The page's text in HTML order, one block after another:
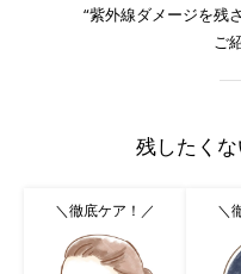
“紫外線ダメージを残
ご
残したく
＼徹底ケア！／ ＼